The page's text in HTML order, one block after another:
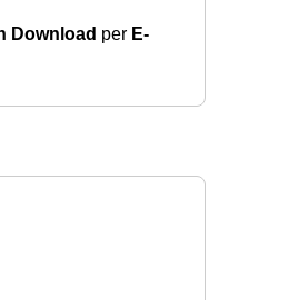
Download per E-